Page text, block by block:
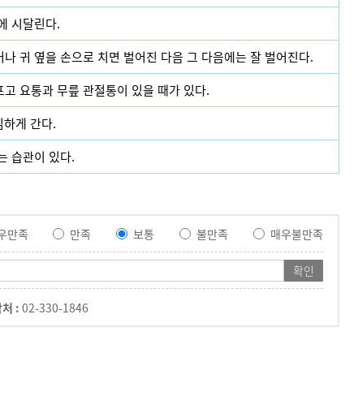
시달린다.
귀 옆을 손으로 치면 벌어진 다음 그 다음에는 잘 벌어진다.
요통과 무릎 관절통이 있을 때가 있다.
하게 간다.
습관이 있다.
만족 만족 보통 불만족 매우불만족
:02-330-1846